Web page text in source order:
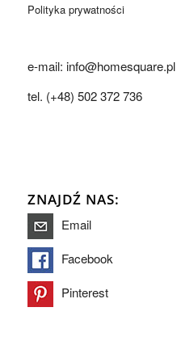
Polityka prywatności
e-mail: info@homesquare.pl
tel. (+48) 502 372 736
ZNAJDŹ NAS:
Email
Facebook
Pinterest